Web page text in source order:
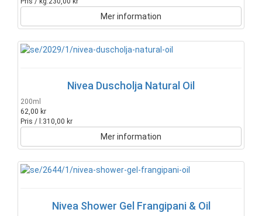
Mer information
Nivea Duscholja Natural Oil
200ml
62,00 kr
Pris / l:310,00 kr
Mer information
Nivea Shower Gel Frangipani & Oil